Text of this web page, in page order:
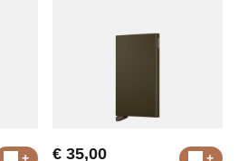
€ 35,00